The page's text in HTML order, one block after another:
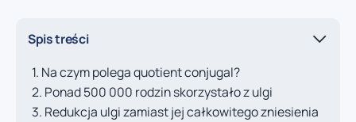
Spis treści
Na czym polega quotient conjugal?
Ponad 500 000 rodzin skorzystało z ulgi
Redukcja ulgi zamiast jej całkowitego zniesienia